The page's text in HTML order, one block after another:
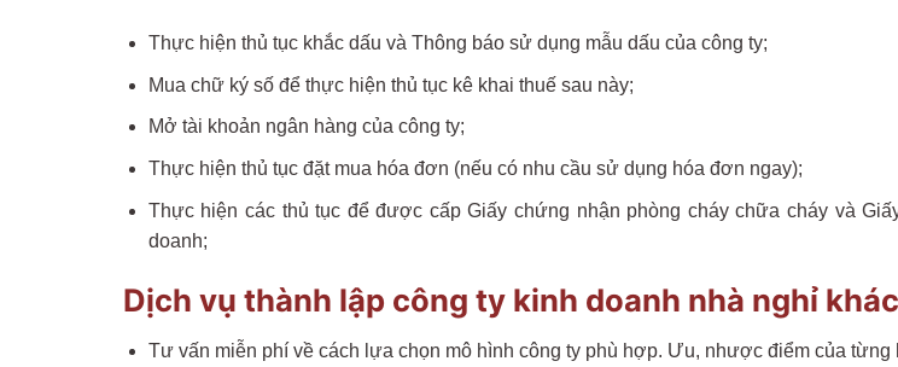
Thực hiện thủ tục khắc dấu và Thông báo sử dụng mẫu dấu của công ty;
Mua chữ ký số để thực hiện thủ tục kê khai thuế sau này;
Mở tài khoản ngân hàng của công ty;
Thực hiện thủ tục đặt mua hóa đơn (nếu có nhu cầu sử dụng hóa đơn ngay);
Thực hiện các thủ tục để được cấp Giấy chứng nhận phòng cháy chữa cháy và
doanh;
Dịch vụ thành lập công ty kinh doanh nhà nghỉ
Tư vấn miễn phí về cách lựa chọn mô hình công ty phù hợp. Ưu, nhược điểm của từng